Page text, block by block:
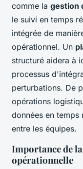
comme la gestion
le suivi en temps
intégrée de
opérationnel. Un
structuré aidera à
processus
perturbations. De
opérations
données en
entre les équipes.
Importance de
opérationnelle